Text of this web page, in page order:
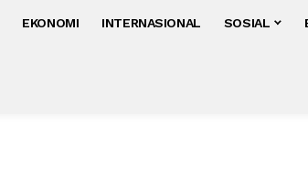
EKONOMI INTERNASIONAL SOSIAL